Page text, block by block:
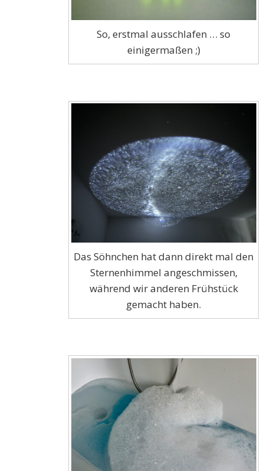
So, erstmal ausschlafen … so
einigermaßen ;)
Das Söhnchen hat dann direkt mal den
Sternenhimmel angeschmissen,
während wir anderen Frühstück
gemacht haben.